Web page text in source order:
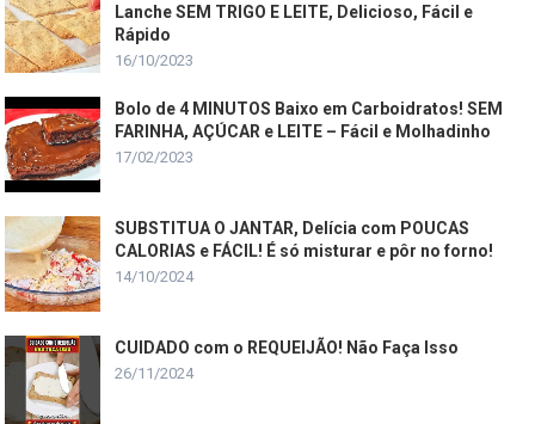
Lanche SEM TRIGO E LEITE, Delicioso, Fácil e
Rápido
16/10/2023
Bolo de 4 MINUTOS Baixo em Carboidratos! SEM
FARINHA, AÇÚCAR e LEITE – Fácil e Molhadinho
17/02/2023
SUBSTITUA O JANTAR, Delícia com POUCAS
CALORIAS e FÁCIL! É só misturar e pôr no forno!
14/10/2024
CUIDADO com o REQUEIJÃO! Não Faça Isso
26/11/2024